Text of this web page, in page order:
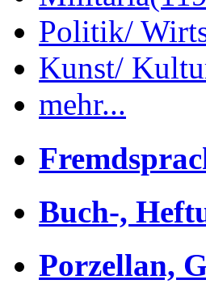
Politik/
Kunst/
mehr...
Buch-,
Porzellan,